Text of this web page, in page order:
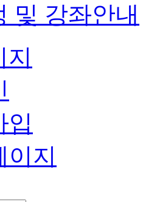
및 강좌안내
지
입
이지